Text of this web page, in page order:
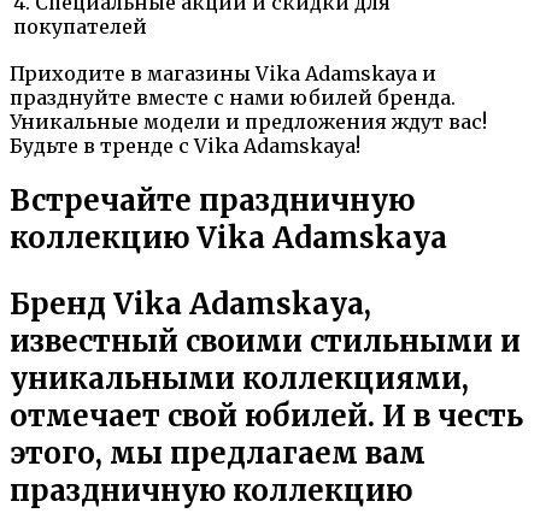
покупателей
Приходите в магазины Vika Adamskaya и
празднуйте вместе с нами юбилей бренда.
Уникальные модели и предложения ждут вас!
Будьте в тренде с Vika Adamskaya!
Встречайте праздничную
коллекцию Vika Adamskaya
Бренд Vika Adamskaya,
известный своими стильными и
уникальными коллекциями,
отмечает свой юбилей. И в честь
этого, мы предлагаем вам
праздничную коллекцию